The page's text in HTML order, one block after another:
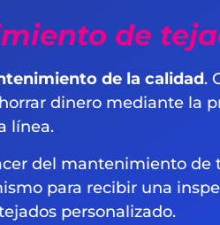
de
de la calidad.
dinero mediante la
línea.
del mantenimiento de
para recibir una
personalizado.